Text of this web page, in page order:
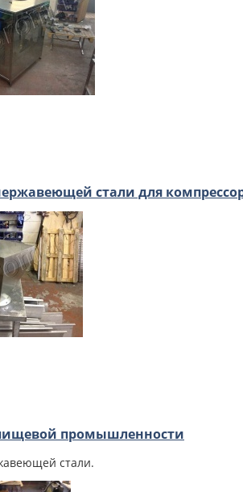
стали для
промышленности
стали.